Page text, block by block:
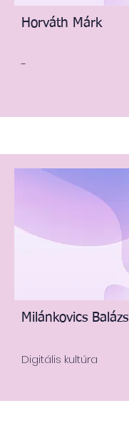
Horváth Márk
-
Milánkovics Balázs
Digitális kultúra